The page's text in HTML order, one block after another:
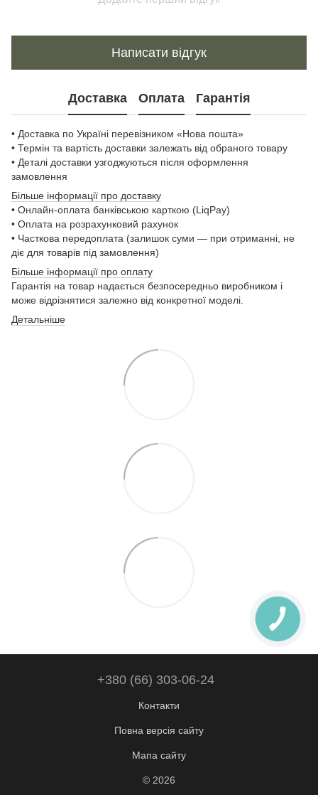
Написати відгук
Доставка Оплата Гарантія
• Доставка по Україні перевізником «Нова пошта»
• Термін та вартість доставки залежать від обраного товару
• Деталі доставки узгоджуються після оформлення
замовлення
Більше інформації про доставку
• Онлайн-оплата банківською карткою (LiqPay)
• Оплата на розрахунковий рахунок
• Часткова передоплата (залишок суми — при отриманні, не
діє для товарів під замовлення)
Більше інформації про оплату
Гарантія на товар надається безпосередньо виробником і
може відрізнятися залежно від конкретної моделі.
Детальніше
+380 (66) 303-06-24
Контакти
Повна версія сайту
Мапа сайту
© 2026